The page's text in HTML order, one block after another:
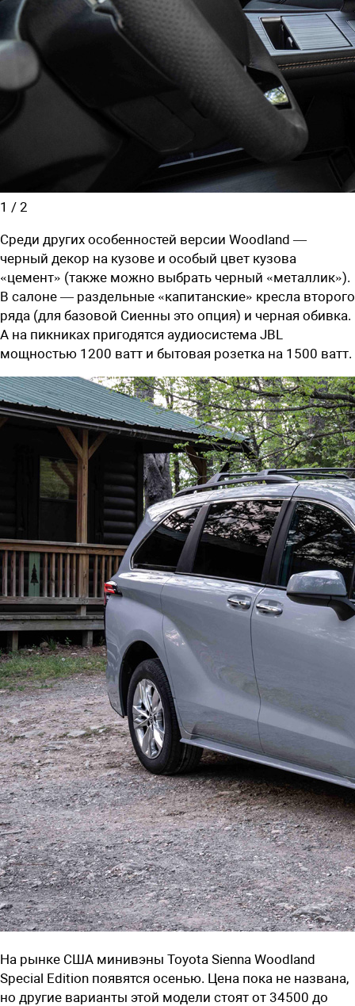
1 / 2
Среди других особенностей версии Woodland —
черный декор на кузове и особый цвет кузова
«цемент» (также можно выбрать черный «металлик»).
В салоне — раздельные «капитанские» кресла второго
ряда (для базовой Сиенны это опция) и черная обивка.
А на пикниках пригодятся аудиосистема JBL
мощностью 1200 ватт и бытовая розетка на 1500 ватт.
На рынке США минивэны Toyota Sienna Woodland
Special Edition появятся осенью. Цена пока не названа,
но другие варианты этой модели стоят от 34500 до